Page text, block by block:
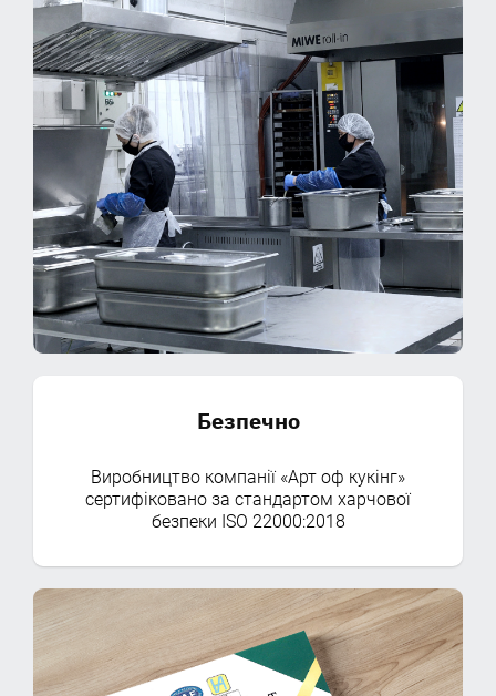
Безпечно
Виробництво компанії «Арт оф кукінг»
сертифіковано за стандартом харчової
безпеки ISO 22000:2018